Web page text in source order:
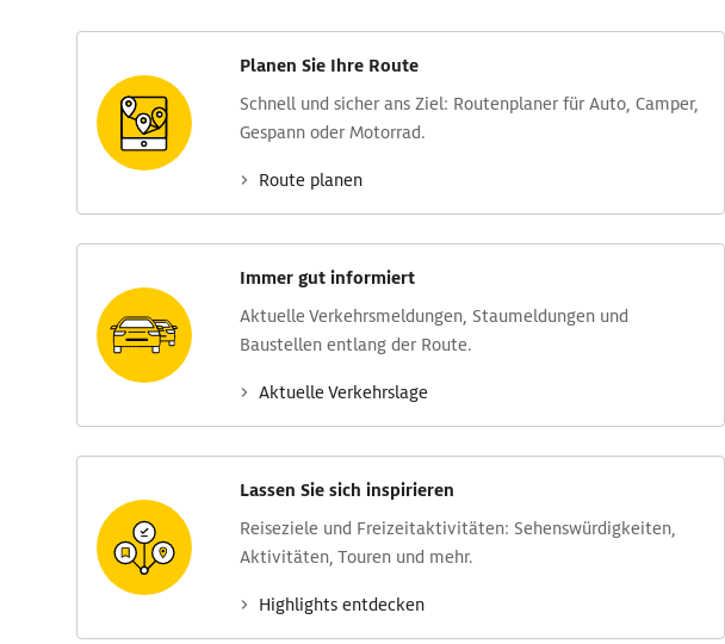
Planen Sie Ihre Route
Schnell und sicher ans Ziel: Routen­planer für Auto, Camper,
Gespann oder Motorrad.
Route planen
Immer gut informiert
Aktuelle Verkehrs­meldungen, Stau­meldungen und
Baustellen entlang der Route.
Aktuelle Verkehrs­lage
Lassen Sie sich inspirieren
Reise­ziele und Freizeit­aktivitäten: Sehens­würdig­keiten,
Aktivitäten, Touren und mehr.
Highlights entdecken